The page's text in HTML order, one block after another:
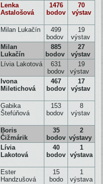
Lenka
Astalošová
1476
bodov
70
výstav
Milan Lukačín
499
bodov
19
výstav
Milan
Lukačín
885
bodov
27
výstav
Lívia Lakotová
631
bodov
19
výstav
Ivona
Miletichová
467
bodov
17
výstav
Gabika
Štefúňová
153
bodov
8
výstav
Boris
Čižmárik
35
bodov
2
výstavy
Lívia
Lakotová
40
bodov
1
výstava
Ester
Handzušová
15
bodo
1
výstava